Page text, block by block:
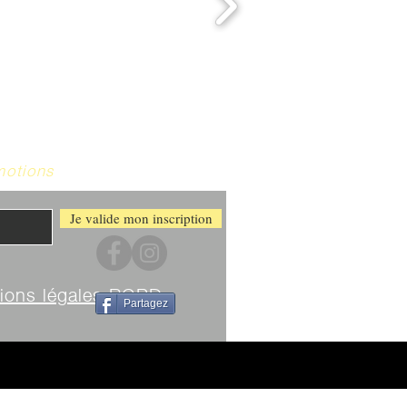
Je valide mon inscription
légales RGPD
Partagez